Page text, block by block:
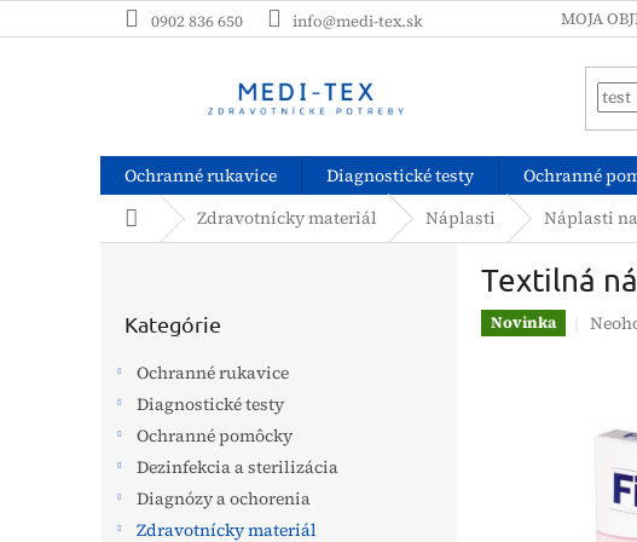
na
0902 836 650 info@medi-tex.sk MOJA
Ochranné rukavice Diagnostické testy Ochranné
DomovZdravotnícky materiál Náplasti Náplasti
kategórie
Kategórie
Ochranné rukavice
Diagnostické testy
Ochranné pomôcky
Dezinfekcia a sterilizácia
Diagnózy a ochorenia
Zdravotnícky materiál
Textilná
Novinka
z